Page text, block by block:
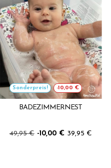
Sonderpreis! -10,00 €
BADEZIMMERNEST
49,95 € -10,00 € 39,95 €